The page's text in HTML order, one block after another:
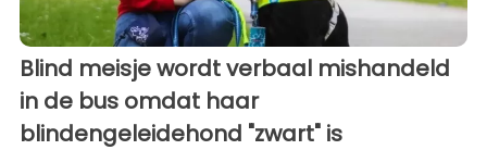
Blind meisje wordt verbaal mishandeld
in de bus omdat haar
blindengeleidehond "zwart" is